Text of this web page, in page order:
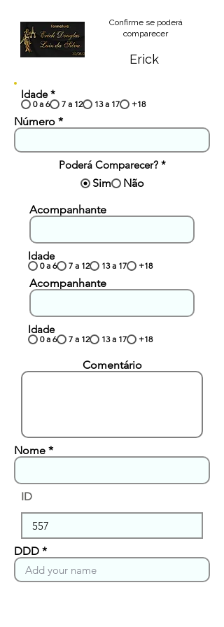
Confirme se poderá
comparecer
Erick
Idade *
0 a 6 7 a 12 13 a 17 +18
Número
Poderá Comparecer? *
Sim
Não
Acompanhante
Idade
0 a 6 7 a 12 13 a 17 +18
Acompanhante
Idade
0 a 6 7 a 12 13 a 17 +18
Comentário
Nome
ID
DDD